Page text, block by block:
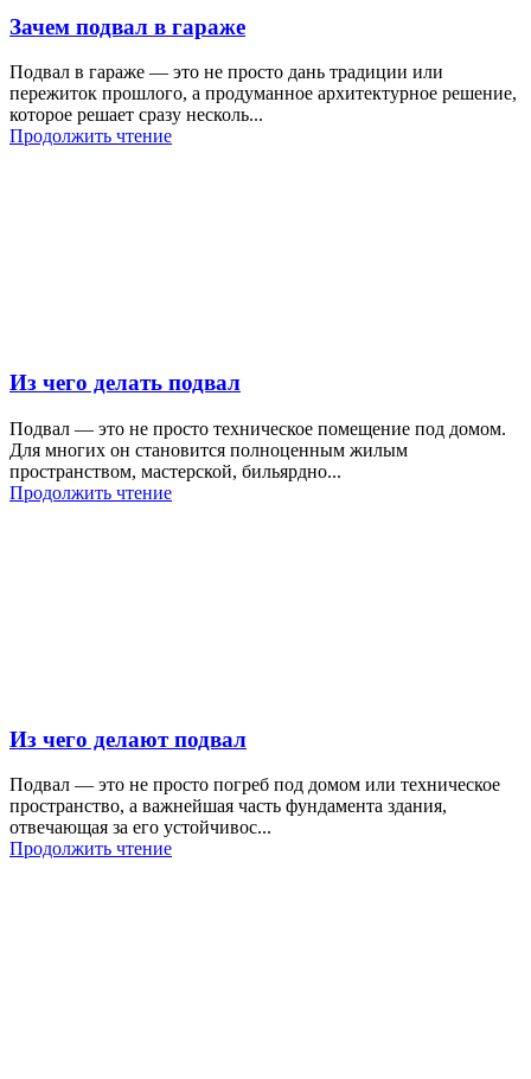
Зачем подвал в гараже
Подвал в гараже — это не просто дань традиции или
пережиток прошлого, а продуманное архитектурное решение,
которое решает сразу несколь...
Продолжить чтение
Из чего делать подвал
Подвал — это не просто техническое помещение под домом.
Для многих он становится полноценным жилым
пространством, мастерской, бильярдно...
Продолжить чтение
Из чего делают подвал
Подвал — это не просто погреб под домом или техническое
пространство, а важнейшая часть фундамента здания,
отвечающая за его устойчивос...
Продолжить чтение